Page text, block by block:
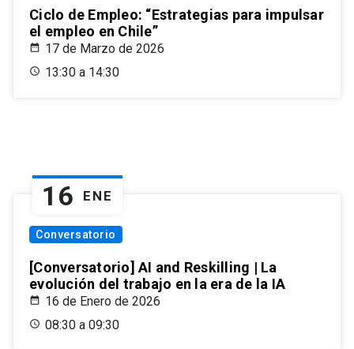
Ciclo de Empleo: “Estrategias para impulsar
el empleo en Chile”
17 de Marzo de 2026
13:30 a 14:30
16 ENE
Conversatorio
[Conversatorio] AI and Reskilling | La
evolución del trabajo en la era de la IA
16 de Enero de 2026
08:30 a 09:30